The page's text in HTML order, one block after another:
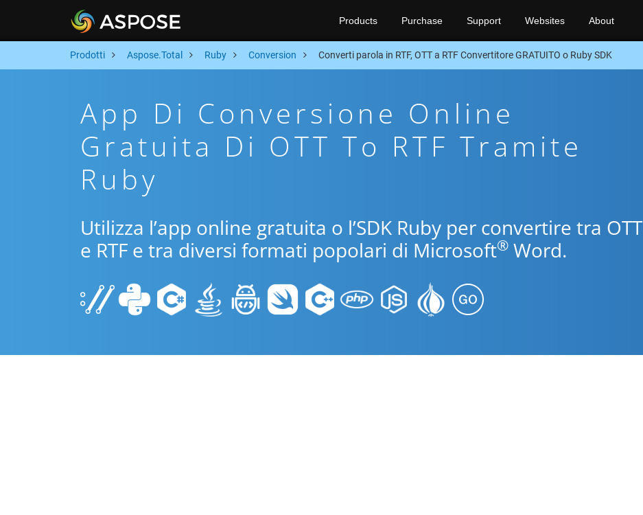
Products Purchase Support Websites About
Prodotti Aspose.Total Ruby Conversion Converti parola in RTF, OTT a RTF Convertitore GRATUITO o Ruby SDK
App Di Conversione Online
Gratuita Di OTT To RTF Tramite
Ruby
Utilizza l’app online gratuita o l’SDK Ruby per convertire tra OTT
e RTF e tra diversi formati popolari di Microsoft® Word.